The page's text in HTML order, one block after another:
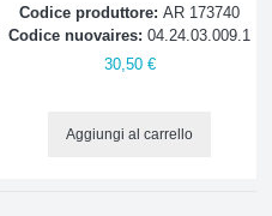
Codice produttore:AR 173740
Codice nuovaires:04.24.03.009.1
30,50 €
Aggiungi al carrello